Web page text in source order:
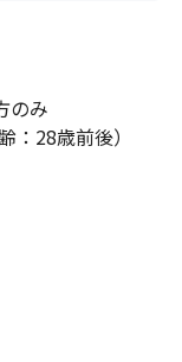
のみ
：28歳前後）